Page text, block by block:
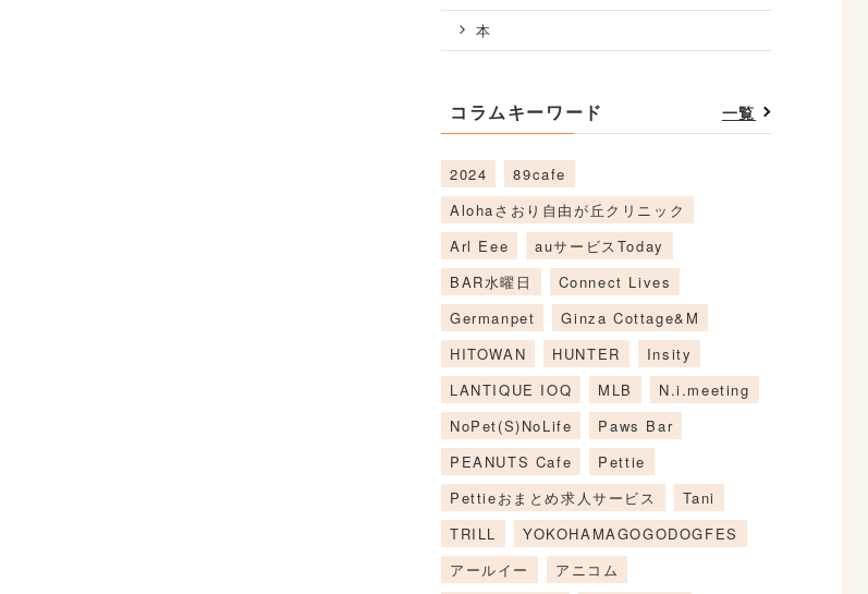
本
コラムキーワード 一覧
2024
89cafe
Alohaさおり自由が丘クリニック
Arl Eee
auサービスToday
BAR水曜日
Connect Lives
Germanpet
Ginza Cottage&M
HITOWAN
HUNTER
Insity
LANTIQUE IOQ
MLB
N.i.meeting
NoPet(S)NoLife
Paws Bar
PEANUTS Cafe
Pettie
Pettieおまとめ求人サービス
Tani
TRILL
YOKOHAMAGOGODOGFES
アールイー
アニコム